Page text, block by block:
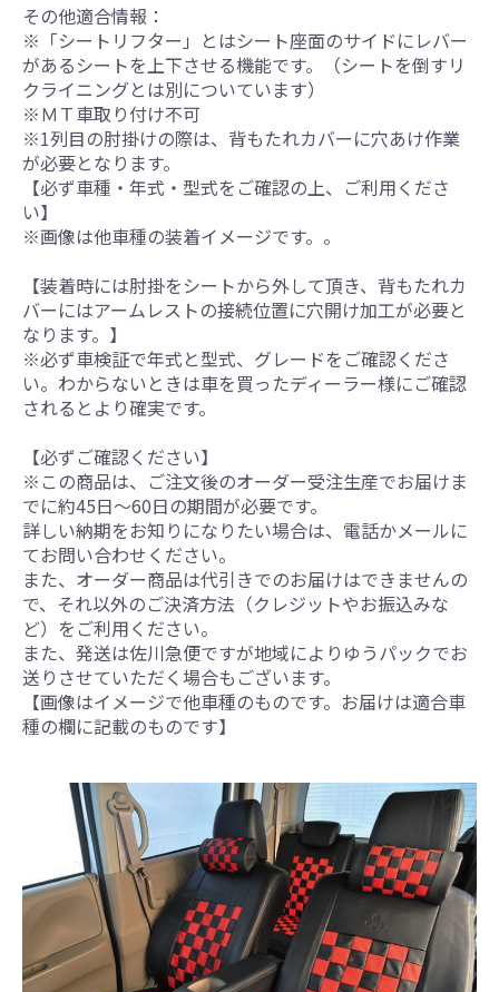
その他適合情報：
※「シートリフター」とはシート座面のサイドにレバー
があるシートを上下させる機能です。（シートを倒すリ
クライニングとは別についています）
※ＭＴ車取り付け不可
※1列目の肘掛けの際は、背もたれカバーに穴あけ作業
が必要となります。
【必ず車種・年式・型式をご確認の上、ご利用くださ
い】
※画像は他車種の装着イメージです。。
【装着時には肘掛をシートから外して頂き、背もたれカ
バーにはアームレストの接続位置に穴開け加工が必要と
なります。】
※必ず車検証で年式と型式、グレードをご確認くださ
い。わからないときは車を買ったディーラー様にご確認
されるとより確実です。
【必ずご確認ください】
※この商品は、ご注文後のオーダー受注生産でお届けま
でに約45日～60日の期間が必要です。
詳しい納期をお知りになりたい場合は、電話かメールに
てお問い合わせください。
また、オーダー商品は代引きでのお届けはできませんの
で、それ以外のご決済方法（クレジットやお振込みな
ど）をご利用ください。
また、発送は佐川急便ですが地域によりゆうパックでお
送りさせていただく場合もございます。
【画像はイメージで他車種のものです。お届けは適合車
種の欄に記載のものです】